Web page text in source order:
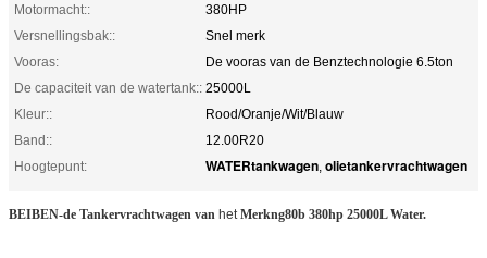
Motormacht::
380HP
Versnellingsbak::
Snel merk
Vooras:
De vooras van de Benztechnologie 6.5ton
De capaciteit van de watertank:: 25000L
Kleur::
Rood/Oranje/Wit/Blauw
Band::
12.00R20
Hoogtepunt:
WATERtankwagen, olietankervrachtwagen
BEIBEN-de Tankervrachtwagen van hetMerkng80b 380hp 25000L Water.